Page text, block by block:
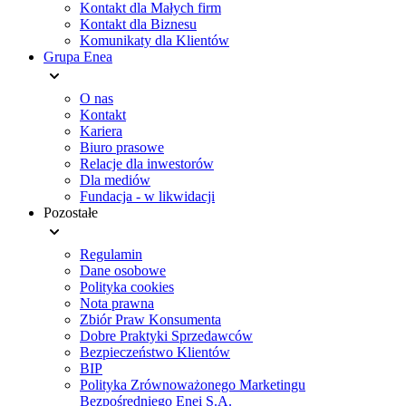
Kontakt dla Małych firm
Kontakt dla Biznesu
Komunikaty dla Klientów
Grupa Enea
O nas
Kontakt
Kariera
Biuro prasowe
Relacje dla inwestorów
Dla mediów
Fundacja - w likwidacji
Pozostałe
Regulamin
Dane osobowe
Polityka cookies
Nota prawna
Zbiór Praw Konsumenta
Dobre Praktyki Sprzedawców
Bezpieczeństwo Klientów
BIP
Polityka Zrównoważonego Marketingu
Bezpośredniego Enei S.A.